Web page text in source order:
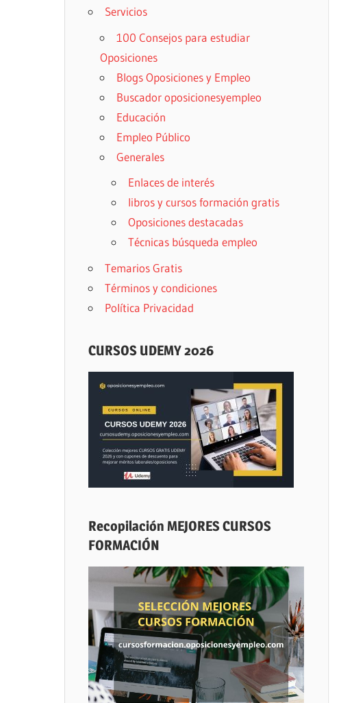
Servicios
100 Consejos para estudiar
Oposiciones
Blogs Oposiciones y Empleo
Buscador oposicionesyempleo
Educación
Empleo Público
Generales
Enlaces de interés
libros y cursos formación gratis
Oposiciones destacadas
Técnicas búsqueda empleo
Temarios Gratis
Términos y condiciones
Política Privacidad
CURSOS UDEMY 2026
Recopilación MEJORES CURSOS
FORMACIÓN